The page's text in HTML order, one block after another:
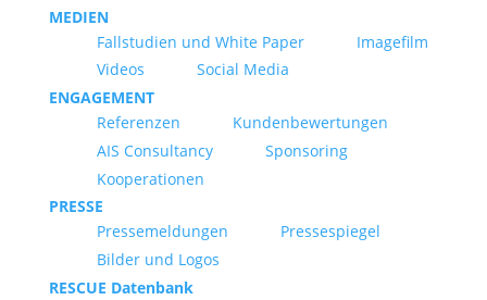
MEDIEN
Fallstudien und White Paper
Imagefilm
Videos
Social Media
ENGAGEMENT
Referenzen
Kundenbewertungen
AIS Consultancy
Sponsoring
Kooperationen
PRESSE
Pressemeldungen
Pressespiegel
Bilder und Logos
RESCUE Datenbank